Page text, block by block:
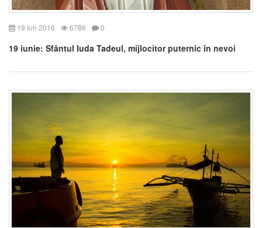
19 Iun 2016 6786 0
19 iunie: Sfântul Iuda Tadeul, mijlocitor puternic în nevoi